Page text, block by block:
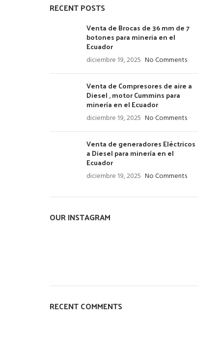
RECENT POSTS
Venta de Brocas de 36 mm de 7
botones para mineria en el
Ecuador
diciembre 19, 2025 No Comments
Venta de Compresores de aire a
Diesel , motor Cummins para
minería en el Ecuador
diciembre 19, 2025 No Comments
Venta de generadores Eléctricos
a Diesel para minería en el
Ecuador
diciembre 19, 2025 No Comments
OUR INSTAGRAM
RECENT COMMENTS